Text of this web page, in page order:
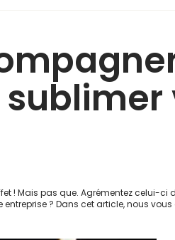
! Mais pas que. Agrémentez celui-ci
? Dans cet article, nous